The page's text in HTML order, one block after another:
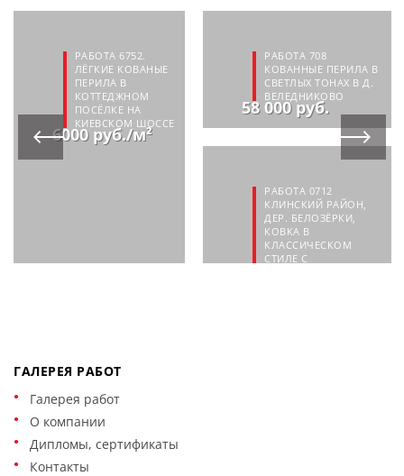
РАБОТА 6752.
ЛЁГКИЕ КОВАНЫЕ
ПЕРИЛА В
КОТТЕДЖНОМ
ПОСЁЛКЕ НА
КИЕВСКОМ ШОССЕ
6000 руб./м²
РАБОТА 708
КОВАННЫЕ ПЕРИЛА В
СВЕТЛЫХ ТОНАХ В Д.
ВЕЛЕДНИКОВО
58 000 руб.
РАБОТА 0712
КЛИНСКИЙ РАЙОН,
ДЕР. БЕЛОЗЁРКИ,
КОВКА В
КЛАССИЧЕСКОМ
СТИЛЕ С
ГАЛЕРЕЯ РАБОТ
Галерея работ
О компании
Дипломы, сертификаты
Контакты